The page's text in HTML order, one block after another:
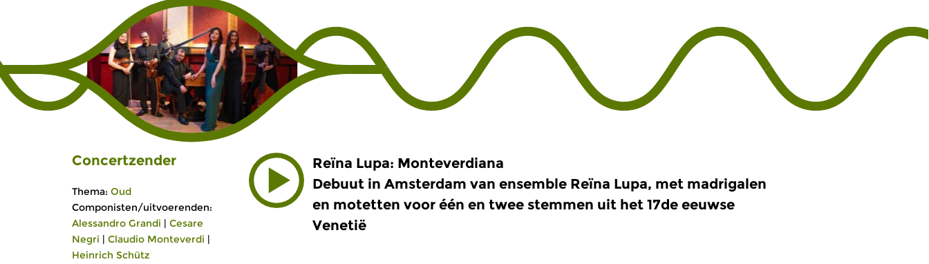
Concertzender
Thema: Oud
Componisten/uitvoerenden:
Alessandro Grandi | Cesare
Negri | Claudio Monteverdi |
Heinrich Schütz
Reïna Lupa: Monteverdiana
Debuut in Amsterdam van ensemble Reïna Lupa, met madrigalen
en motetten voor één en twee stemmen uit het 17de eeuwse
Venetië